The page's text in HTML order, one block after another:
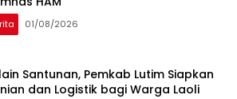
01/08/2026
Santunan, Pemkab Lutim Siapkan
dan Logistik bagi Warga Laoli